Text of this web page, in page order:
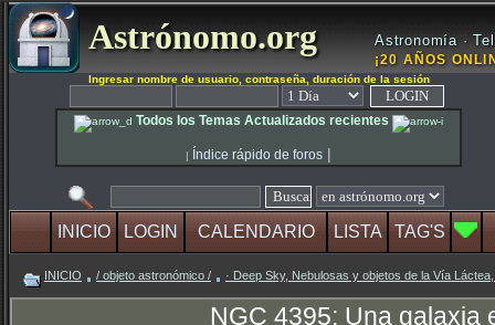
Astrónomo.org Astronomía ·
¡20 AÑOS
Ingresar nombre de usuario, contraseña, duración de la sesión
Todos los Temas Actualizados recientes
| Índice rápido de foros |
INICIO LOGIN CALENDARIO LISTA TAG'S
INICIO / objeto astronómico / · Deep Sky, Nebulosas y objetos de la Vía
NGC 4395: Una galaxia